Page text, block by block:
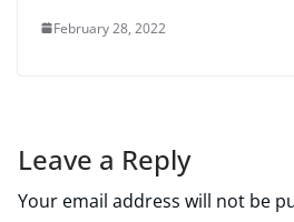
February 28, 2022
Leave a Reply
Your email address will not be